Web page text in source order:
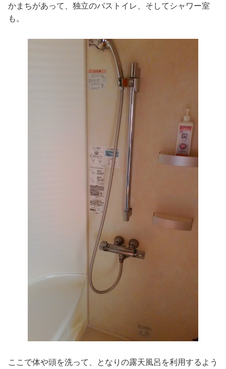
かまちがあって、独立のバストイレ、そしてシャワー室
も。
ここで体や頭を洗って、となりの露天風呂を利用するよう